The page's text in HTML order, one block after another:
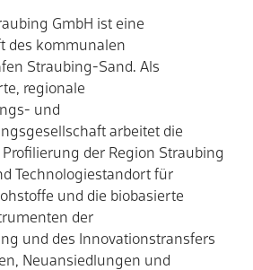
GmbH ist eine
des kommunalen
Straubing-Sand. Als
regionale
und
arbeitet die
Profilierung der Region Straubing
Technologiestandort für
und die biobasierte
der
und des Innovationstransfers
Neuansiedlungen und